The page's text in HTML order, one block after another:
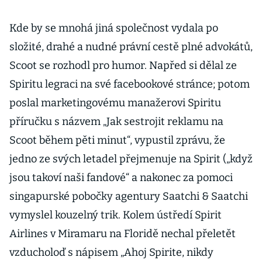
Kde by se mnohá jiná společnost vydala po
složité, drahé a nudné právní cestě plné advokátů,
Scoot se rozhodl pro humor. Napřed si dělal ze
Spiritu legraci na své facebookové stránce; potom
poslal marketingovému manažerovi Spiritu
příručku s názvem „Jak sestrojit reklamu na
Scoot během pěti minut“, vypustil zprávu, že
jedno ze svých letadel přejmenuje na Spirit („když
jsou takoví naši fandové“ a nakonec za pomoci
singapurské pobočky agentury Saatchi & Saatchi
vymyslel kouzelný trik. Kolem ústředí Spirit
Airlines v Miramaru na Floridě nechal přeletět
vzducholoď s nápisem „Ahoj Spirite, nikdy